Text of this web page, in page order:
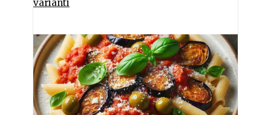
varianti